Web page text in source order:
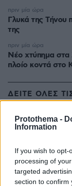
Protothema -
Information
If you wish to
processing of
targeted
section to confirm
Γλυκά της Τήνου
της
πριν μία ώρα
Νέο χτύπημα
πλοίο κοντά στο
πριν μία ώρα
ΔΕΙΤΕ ΟΛΕΣ